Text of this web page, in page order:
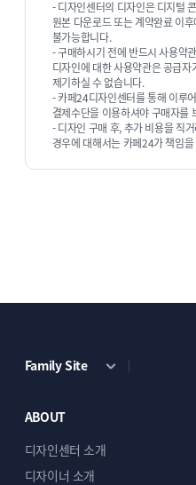
- 디자인센터의 디자인은 디지털
원본 다운로드 또는 계약완료 이
불가능합니다.
- 구매하시기 전에 반드시 사용약
디자인에 대한 사용약관은 공급
제기하실 수 없습니다.
- 카페24디자인센터를 통해 이루
결제수단을 이용하셔야 구매자를
- 디자인 구매 후, 추가 비용을 직
경우에 대해서는 카페24가 책임
Family Site
ABOUT
디자인센터 소개
디자이너 소개